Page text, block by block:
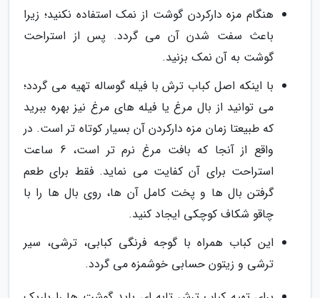
هنگام مزه دارکردن گوشت از نمک استفاده نکنید؛ زیرا
باعث سفت شدن آن می گردد. پس از استراحت
گوشت به آن نمک بزنید.
با اینکه اصل کباب ترش با فیله گوساله تهیه می گردد؛
می توانید از بال مرغ یا فیله های مرغ نیز بهره ببرید
که طبیعتا زمان مزه دارکردن آن بسیار کوتاه تر است. در
واقع از آنجا که بافت مرغ نرم تر است، 6 ساعت
استراحت برای آن کفایت می نماید. فقط برای طعم
گرفتن بال ها و پخت کامل آن ها، روی بال ها را با
چاقو شکاف کوچکی ایجاد کنید.
این کباب همراه با گوجه فرنگی کبابی، ترشی، سیر
ترشی و زیتون حسابی خوشمزه می گردد.